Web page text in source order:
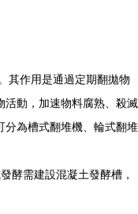
其作用是通過定期翻拋物
活動，加速物料腐熟、殺滅
分為槽式翻堆機、輪式翻堆
酵需建設混凝土發酵槽，